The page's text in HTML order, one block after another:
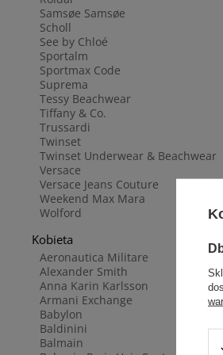
Samsøe Samsøe
Scholl
See by Chloé
Sportalm
Sportmax Code
Suprema
Tessy Beachwear
Tiffany & Co.
Trussardi
Twinset
Twinset Underwear & Beachwear
Versace
Versace Jeans Couture
Weekend Max Mara
Wolford
Kobieta
Aeronautica Militare
Alexander Smith
Anna Karin Karlsson
Armani Exchange
Babylon
Baldinini
Balmain